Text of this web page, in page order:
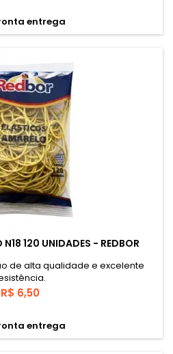
entrega
N18 120 UNIDADES - REDBOR
de alta qualidade e excelente
Preço
R$ 6,50
entrega